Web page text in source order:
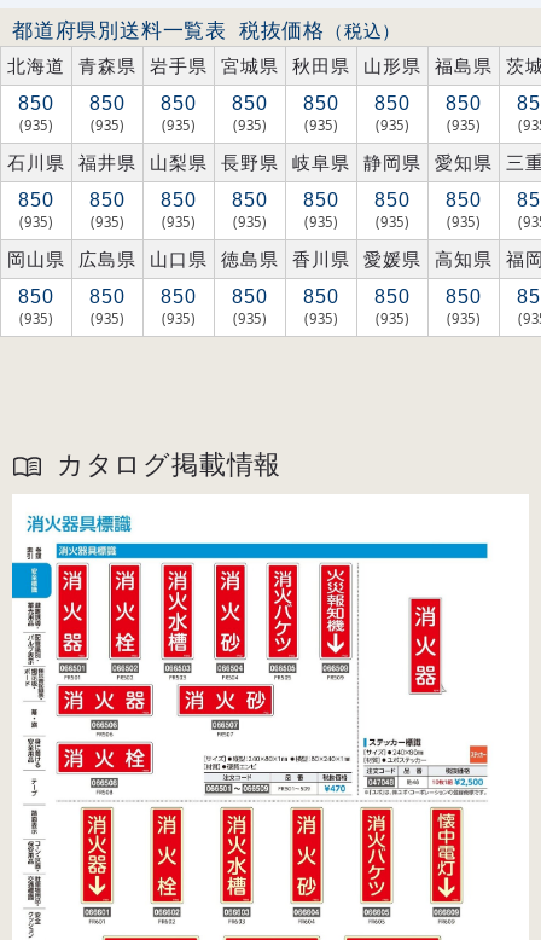
都道府県別送料一覧表 税抜価格 （税込）
北海道
青森県 岩手県 宮城県 秋田県 山形県 福島県 茨
850
(935)
850
(935)
850
(935)
850
(935)
850
(935)
850
(935)
850
(935)
石川県 福井県 山梨県 長野県 岐阜県 静岡県 愛知県 三
850
(935)
850
(935)
850
(935)
850
(935)
850
(935)
850
(935)
850
(935)
岡山県 広島県 山口県 徳島県 香川県 愛媛県 高知県 福
850
(935)
850
(935)
850
(935)
850
(935)
850
(935)
850
(935)
850
(935)
カタログ掲載情報